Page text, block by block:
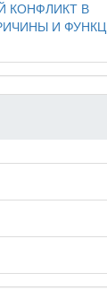
КОНФЛИКТ В
И